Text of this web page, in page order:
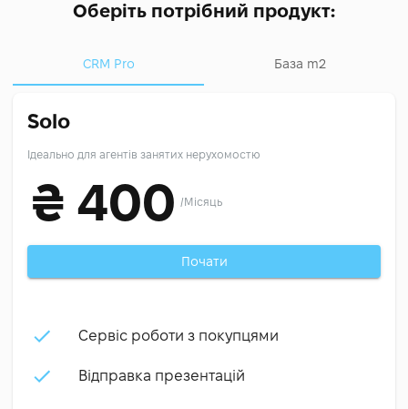
Оберіть потрібний продукт:
CRM Pro База m2
Solo
Ідеально для агентів занятих нерухомостю
₴ 400 / Місяць
Почати
Сервіс роботи з покупцями
Відправка презентацій